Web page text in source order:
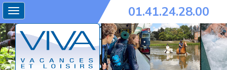
Toggle
navigation
01.41.24.28.00